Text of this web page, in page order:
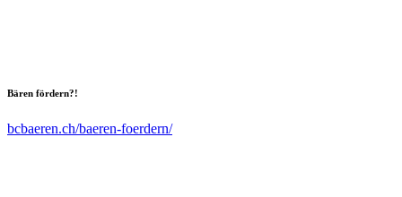
Bären fördern?!
bcbaeren.ch/baeren-foerdern/